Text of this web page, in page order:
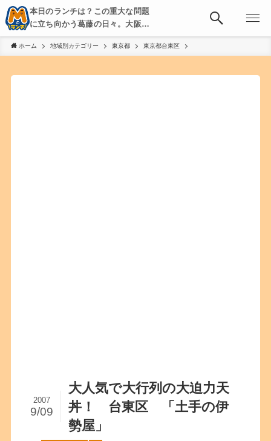
本日のランチは？この重大な問題
に立ち向かう葛藤の日々。大阪・
京都・神戸を中心とした食べ歩
き、飲み歩きを綴る。
ホーム 地域別カテゴリー 東京都 東京都台東区
大人気で大行列の大迫力天
丼！ 台東区 「土手の伊
勢屋」
2007
9/09